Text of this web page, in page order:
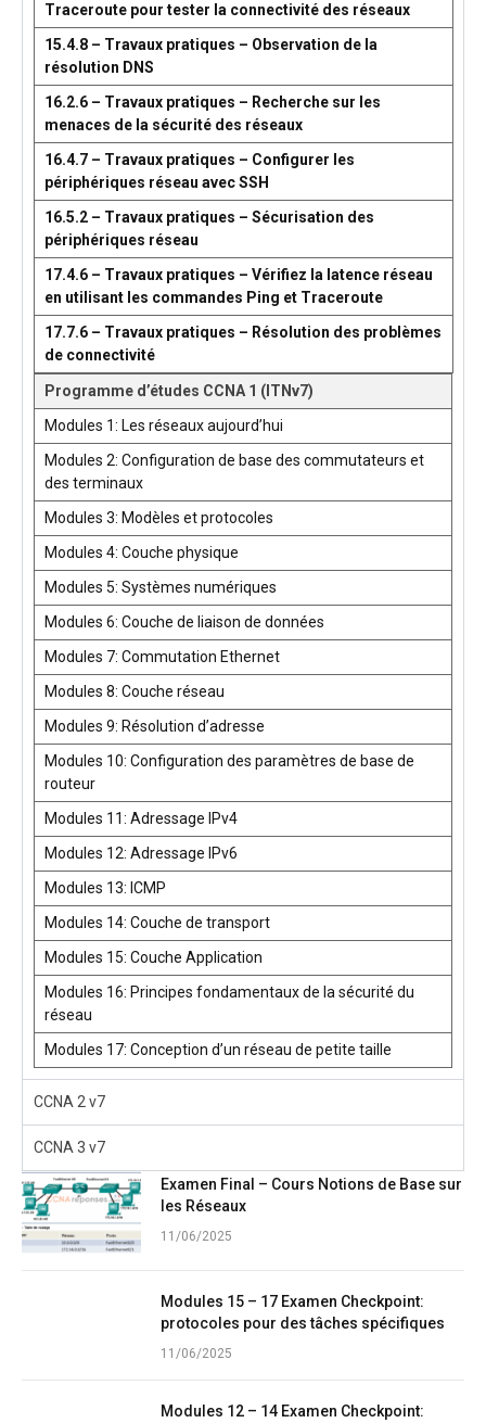
Traceroute pour tester la connectivité des réseaux
15.4.8 – Travaux pratiques – Observation de la
résolution DNS
16.2.6 – Travaux pratiques – Recherche sur les
menaces de la sécurité des réseaux
16.4.7 – Travaux pratiques – Configurer les
périphériques réseau avec SSH
16.5.2 – Travaux pratiques – Sécurisation des
périphériques réseau
17.4.6 – Travaux pratiques – Vérifiez la latence réseau
en utilisant les commandes Ping et Traceroute
17.7.6 – Travaux pratiques – Résolution des problèmes
de connectivité
Programme d’études CCNA 1 (ITNv7)
Modules 1: Les réseaux aujourd’hui
Modules 2: Configuration de base des commutateurs et
des terminaux
Modules 3: Modèles et protocoles
Modules 4: Couche physique
Modules 5: Systèmes numériques
Modules 6: Couche de liaison de données
Modules 7: Commutation Ethernet
Modules 8: Couche réseau
Modules 9: Résolution d’adresse
Modules 10: Configuration des paramètres de base de
routeur
Modules 11: Adressage IPv4
Modules 12: Adressage IPv6
Modules 13: ICMP
Modules 14: Couche de transport
Modules 15: Couche Application
Modules 16: Principes fondamentaux de la sécurité du
réseau
Modules 17: Conception d’un réseau de petite taille
CCNA 2 v7
CCNA 3 v7
Examen Final – Cours Notions de Base sur
les Réseaux
11/06/2025
Modules 15 – 17 Examen Checkpoint:
protocoles pour des tâches spécifiques
11/06/2025
Modules 12 – 14 Examen Checkpoint: